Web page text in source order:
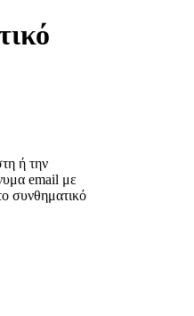
ή την
email με
συνθηματικό